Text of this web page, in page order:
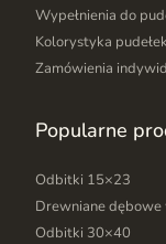
Wypełnienia do
Kolorystyka pudełek
Zamówienia
Popularne
Odbitki 15×23
Drewniane
Odbitki 30×40